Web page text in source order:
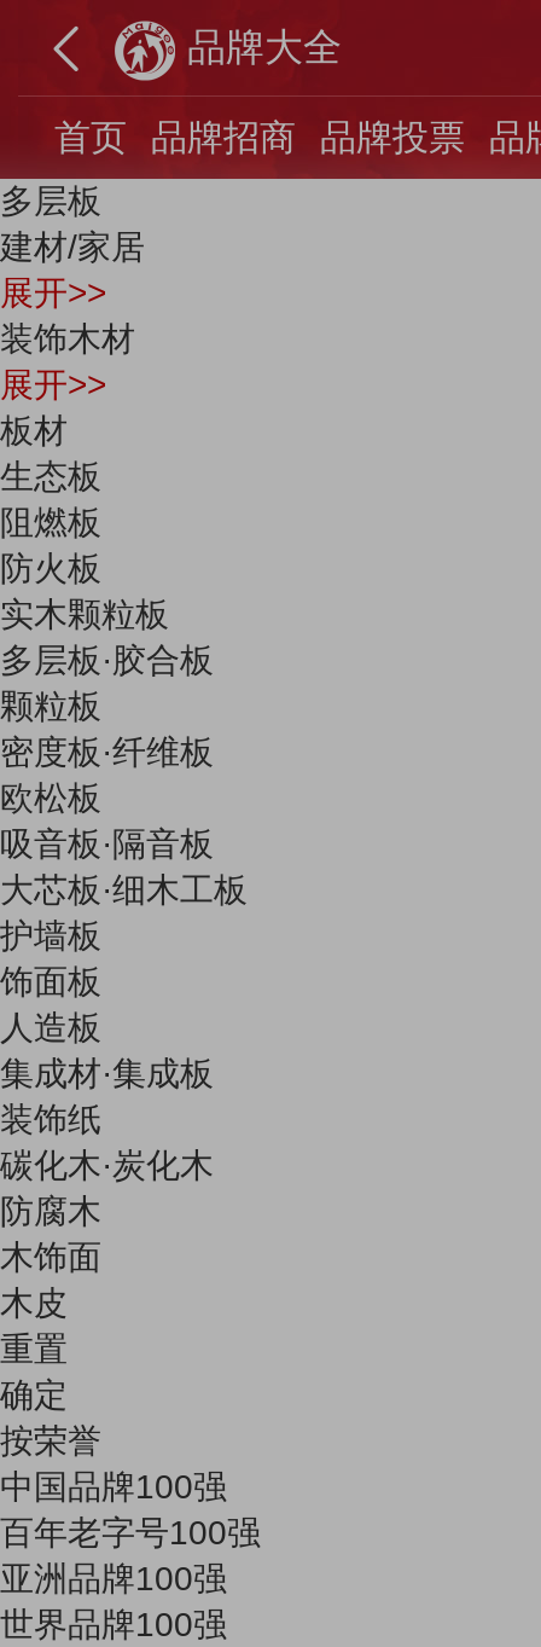
品牌大全
首页 品牌招商 品牌投票 品
多层板
建材/家居
展开>>
装饰木材
展开>>
板材
生态板
阻燃板
防火板
实木颗粒板
多层板·胶合板
颗粒板
密度板·纤维板
欧松板
吸音板·隔音板
大芯板·细木工板
护墙板
饰面板
人造板
集成材·集成板
装饰纸
碳化木·炭化木
防腐木
木饰面
木皮
重置
确定
按荣誉
中国品牌100强
百年老字号100强
亚洲品牌100强
世界品牌100强